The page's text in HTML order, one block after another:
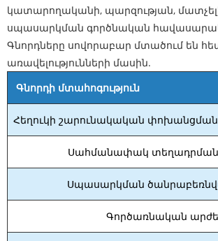
կատարողականի, պարզության,
սպասարկման գործնական
Գնորդները սովորաբար մտածում են
առավելությունների մասին.
Գնորդի մտահոգություն
Հեղուկի շարունակական փոխանցման
Սահմանափակ
Սպասարկման
Գործառնական